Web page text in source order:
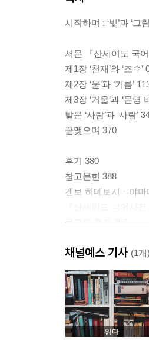
시작하며 : ‘빛’과 ‘그
서문 『산세이도 국
제1장 ‘천재’와 ‘조수’
제2장 ‘물’과 ‘기름’
제3장 ‘거울’과 ‘문명
발문 ‘사람’과 ‘사람’
끝맺으며 370
후기 380
참고문헌 388
겐보 히데토시ㆍ야
문고판 후기 397
채널예스 기사 (1개)
읽다